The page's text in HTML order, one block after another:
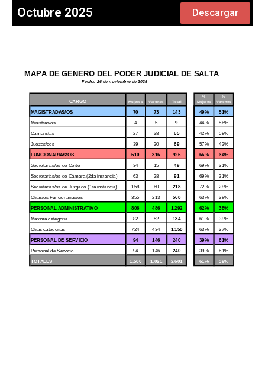
Descargar
Octubre 2025